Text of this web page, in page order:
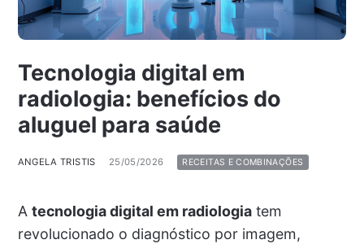
Tecnologia digital em
radiologia: benefícios do
aluguel para saúde
ANGELA TRISTIS 25/05/2026 RECEITAS E COMBINAÇÕES
A tecnologia digital em radiologiatem
revolucionado o diagnóstico por imagem,